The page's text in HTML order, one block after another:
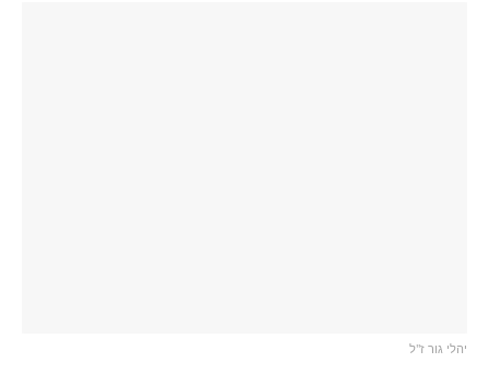
יהלי גור ז"ל